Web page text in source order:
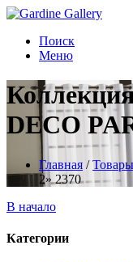
Поиск
Меню
DECO
Главная /Товары
2» 2370
В начало
Категории